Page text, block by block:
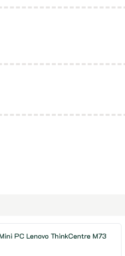
PC Lenovo ThinkCentre M73